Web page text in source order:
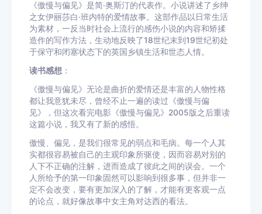
《傲慢与偏见》是简·奥斯汀的代表作。小说讲述了乡绅
之女伊丽莎白·班内特的爱情故事。这部作品以日常生活
为素材，一反当时社会上流行的感伤小说的内容和矫揉
造作的写作方法，生动地反映了18世纪末到19世纪初处
于保守和闭塞状态下的英国乡镇生活和世态人情。
读书感想 ：
《傲慢与偏见》无论是曲折的爱情还是丰富的人物性格
都让我意犹未尽，曾经不止一遍的读过《傲慢与偏
见》，但这次看完电影《傲慢与偏见》2005版之后重读
这篇小说，我又有了新的感悟。
傲慢、偏见，是我们很常见的弱点和毛病。每一个人其
实都很容易被自己的主观印象所驱使，因而容易对别的
人下不正确的注解，进而造成了彼此之间的误会。一个
人所给予的第一印象固然可以影响到很多事，但并非一
定不会改变，要有更加深入的了解，才能有更客观一点
的论点，就好像故事中女主角对达西的看法。